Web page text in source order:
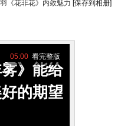
《花非花》内敛魅力 [保存到相册]
》能给
的期望
05:00 看完整版